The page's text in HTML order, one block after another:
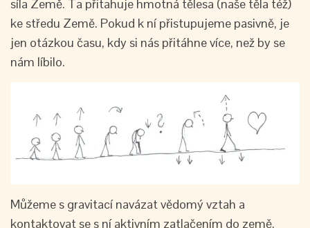
síla Země. Ta přitahuje hmotná tělesa (naše těla též)
ke středu Země. Pokud k ní přistupujeme pasivně, je
jen otázkou času, kdy si nás přitáhne více, než by se
nám líbilo.
Můžeme s gravitací navázat vědomý vztah a
kontaktovat se s ní aktivním zatlačením do země.